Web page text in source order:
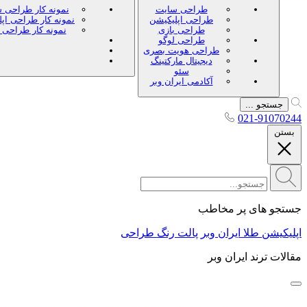
طراحی سایت
طراحی اپلیکیشن
طراحی بازی
طراحی لوگو
طراحی هویت بصری
دیجیتال مارکتینگ
سئو
آکادمی ایران وبر
نمونه کار
نمونه کار طراحی
نمونه کار طراحی
جستجو ...
021-91070244
بستن
جستجو های پر مخاطب
اپلیکیشن طلا ایران وبر پالت رنگ طراحی
مقالات ترند ایران وبر